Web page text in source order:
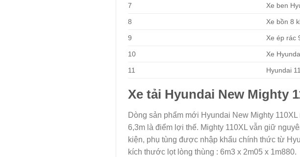
7 Xe ben
8 Xe bồn 8
9 Xe ép rác
10 Xe
11 Hyundai
Xe tải Hyundai New Mighty
Dòng sản phẩm mới Hyundai New Mighty
6,3m là điểm lợi thế. Mighty 110XL vẫn giữ
kiện, phụ tùng được nhập khẩu chính thức từ
kích thước lọt lòng thùng : 6m3 x 2m05 x 1m880.